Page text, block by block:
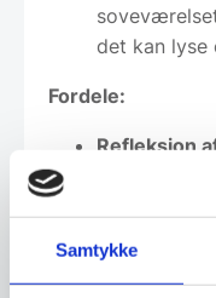
Samtykke
det kan lyse
Fordele:
Refleksion
sprede lys i
lysere og
Personlig stil:
din